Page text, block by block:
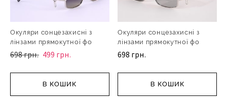
Окуляри сонцезахисні з
лінзами прямокутної фо
698 грн. 499 грн.
В КОШИК
Окуляри сонцезахисні з
лінзами прямокутної фо
698 грн.
В КОШИК